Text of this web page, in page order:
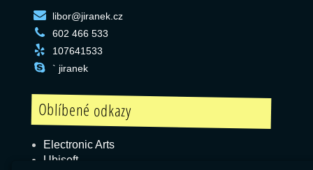
libor@jiranek.cz
602 466 533
107641533
` jiranek
Oblíbené odkazy
Electronic Arts
Ubisoft